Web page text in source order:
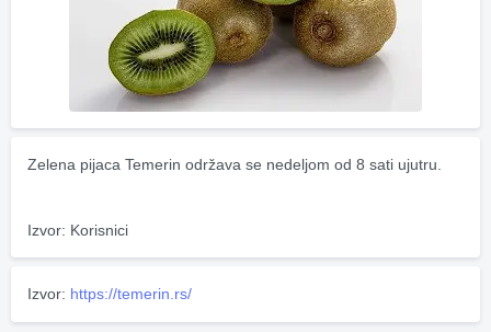
Zelena pijaca Temerin održava se nedeljom od 8 sati ujutru.
Izvor: Korisnici
Izvor: https://temerin.rs/